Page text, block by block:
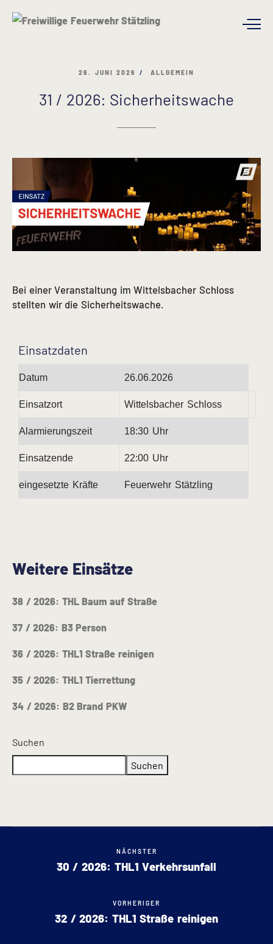
26. JUNI 2026 ALLGEMEIN
31 / 2026: Sicherheitswache
Bei einer Veranstaltung im Wittelsbacher Schloss
stellten wir die Sicherheitswache.
Einsatzdaten
Datum 26.06.2026
Einsatzort Wittelsbacher Schloss
Alarmierungszeit 18:30 Uhr
Einsatzende 22:00 Uhr
eingesetzte Kräfte Feuerwehr Stätzling
Weitere Einsätze
38 / 2026: THL Baum auf Straße
37 / 2026: B3 Person
36 / 2026: THL1 Straße reinigen
35 / 2026: THL1 Tierrettung
34 / 2026: B2 Brand PKW
Suchen
Suchen
NÄCHSTER
30 / 2026: THL1 Verkehrsunfall
VORHERIGER
32 / 2026: THL1 Straße reinigen